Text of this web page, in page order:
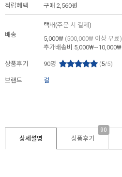
적립혜택 구매 2,560원
배송
택배(주문 시 결제 )
5,000₩ (500,000₩ 이상 무료)
추가배송비
5,000₩~10,000₩
상품후기 90명 (5/5)
브랜드 걸
상세설명 상품후기
90